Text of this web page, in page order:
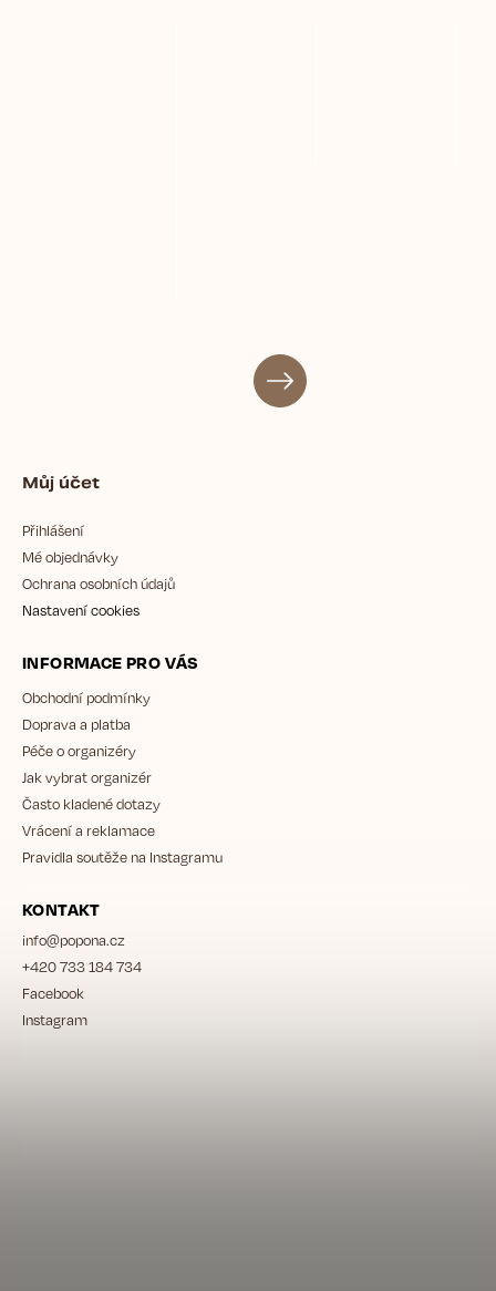
Můj účet
Přihlášení
Mé objednávky
Ochrana osobních údajů
Nastavení cookies
INFORMACE PRO VÁS
Obchodní podmínky
Doprava a platba
Péče o organizéry
Jak vybrat organizér
Často kladené dotazy
Vrácení a reklamace
Pravidla soutěže na Instagramu
KONTAKT
info@popona.cz
+420 733 184 734
Facebook
Instagram